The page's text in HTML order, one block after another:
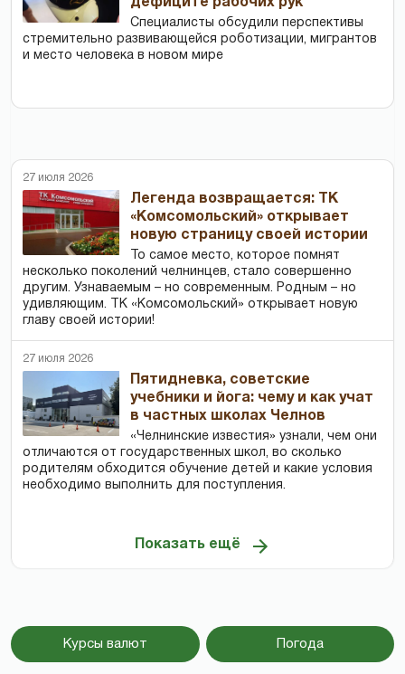
дефиците рабочих рук
Специалисты обсудили перспективы
стремительно развивающейся роботизации, мигрантов
и место человека в новом мире
27 июля 2026
Легенда возвращается: ТК
«Комсомольский» открывает
новую страницу своей истории
То самое место, которое помнят
несколько поколений челнинцев, стало совершенно
другим. Узнаваемым – но современным. Родным – но
удивляющим. ТК «Комсомольский» открывает новую
главу своей истории!
27 июля 2026
Пятидневка, советские
учебники и йога: чему и как учат
в частных школах Челнов
«Челнинские известия» узнали, чем они
отличаются от государственных школ, во сколько
родителям обходится обучение детей и какие условия
необходимо выполнить для поступления.
Показать ещё
Курсы валют Погода